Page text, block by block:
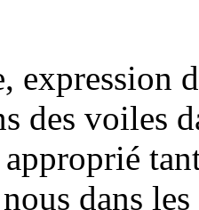
expression
des voiles
dans